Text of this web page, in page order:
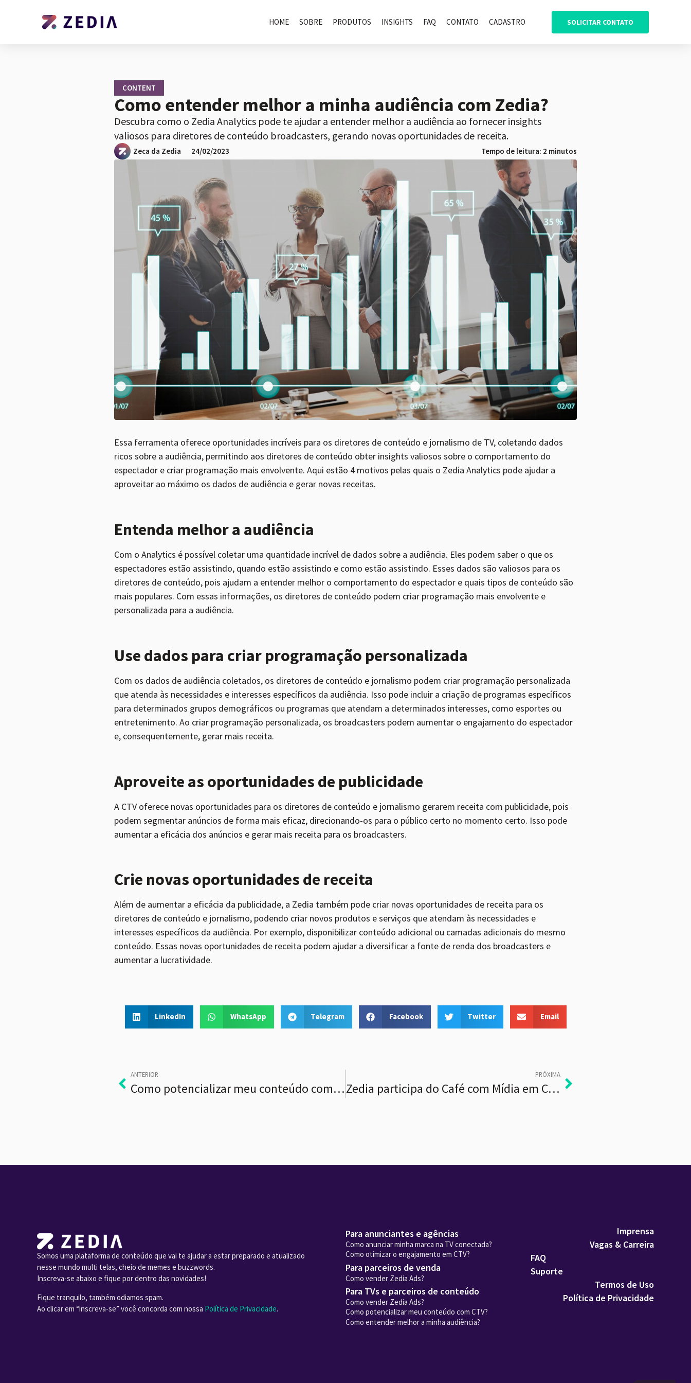
HOME SOBRE PRODUTOS INSIGHTS FAQ CONTATO CADASTRO SOLICITAR CONTATO
CONTENT
Como entender melhor a minha audiência com Zedia?
Descubra como o Zedia Analytics pode te ajudar a entender melhor a audiência ao fornecer insights
valiosos para diretores de conteúdo broadcasters, gerando novas oportunidades de receita.
Zeca da Zedia 24/02/2023 Tempo de leitura: 2 minutos
Essa ferramenta oferece oportunidades incríveis para os diretores de conteúdo e jornalismo de TV, coletando dados
ricos sobre a audiência, permitindo aos diretores de conteúdo obter insights valiosos sobre o comportamento do
espectador e criar programação mais envolvente. Aqui estão 4 motivos pelas quais o Zedia Analytics pode ajudar a
aproveitar ao máximo os dados de audiência e gerar novas receitas.
Entenda melhor a audiência
Com o Analytics é possível coletar uma quantidade incrível de dados sobre a audiência. Eles podem saber o que os
espectadores estão assistindo, quando estão assistindo e como estão assistindo. Esses dados são valiosos para os
diretores de conteúdo, pois ajudam a entender melhor o comportamento do espectador e quais tipos de conteúdo são
mais populares. Com essas informações, os diretores de conteúdo podem criar programação mais envolvente e
personalizada para a audiência.
Use dados para criar programação personalizada
Com os dados de audiência coletados, os diretores de conteúdo e jornalismo podem criar programação personalizada
que atenda às necessidades e interesses específicos da audiência. Isso pode incluir a criação de programas específicos
para determinados grupos demográficos ou programas que atendam a determinados interesses, como esportes ou
entretenimento. Ao criar programação personalizada, os broadcasters podem aumentar o engajamento do espectador
e, consequentemente, gerar mais receita.
Aproveite as oportunidades de publicidade
A CTV oferece novas oportunidades para os diretores de conteúdo e jornalismo gerarem receita com publicidade, pois
podem segmentar anúncios de forma mais eficaz, direcionando-os para o público certo no momento certo. Isso pode
aumentar a eficácia dos anúncios e gerar mais receita para os broadcasters.
Crie novas oportunidades de receita
Além de aumentar a eficácia da publicidade, a Zedia também pode criar novas oportunidades de receita para os
diretores de conteúdo e jornalismo, podendo criar novos produtos e serviços que atendam às necessidades e
interesses específicos da audiência. Por exemplo, disponibilizar conteúdo adicional ou camadas adicionais do mesmo
conteúdo. Essas novas oportunidades de receita podem ajudar a diversificar a fonte de renda dos broadcasters e
aumentar a lucratividade.
LinkedIn WhatsApp Telegram Facebook Twitter Email
ANTERIOR
Como potencializar meu conteúdo com CTV?
PRÓXIMA
Zedia participa do Café com Mídia em Curitiba
Somos uma plataforma de conteúdo que vai te ajudar a estar preparado e atualizado
nesse mundo multi telas, cheio de memes e buzzwords.
Inscreva-se abaixo e fique por dentro das novidades!
Fique tranquilo, também odiamos spam.
Ao clicar em “inscreva-se” você concorda com nossa Política de Privacidade.
Para anunciantes e agências
Como anunciar minha marca na TV conectada?
Como otimizar o engajamento em CTV?
Para parceiros de venda
Como vender Zedia Ads?
Para TVs e parceiros de conteúdo
Como vender Zedia Ads?
Como potencializar meu conteúdo com CTV?
Como entender melhor a minha audiência?
Imprensa
Vagas & Carreira
FAQ
Suporte
Termos de Uso
Política de Privacidade